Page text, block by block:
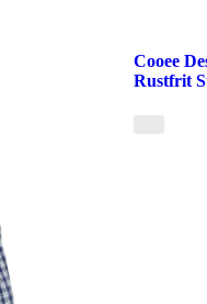
Cooee
Rustfrit